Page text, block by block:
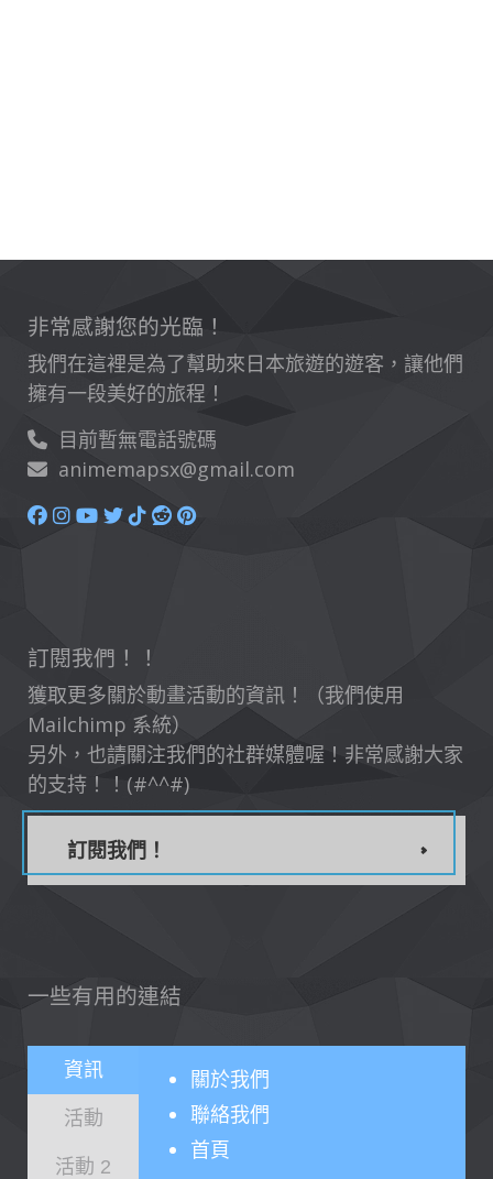
非常感謝您的光臨！
我們在這裡是為了幫助來日本旅遊的遊客，讓他們
擁有一段美好的旅程！
目前暫無電話號碼
animemapsx@gmail.com
訂閱我們！！
獲取更多關於動畫活動的資訊！（我們使用
Mailchimp 系統）
另外，也請關注我們的社群媒體喔！非常感謝大家
的支持！！(#^^#)
訂閱我們！
一些有用的連結
資訊
活動
活動 2
關於我們
聯絡我們
首頁